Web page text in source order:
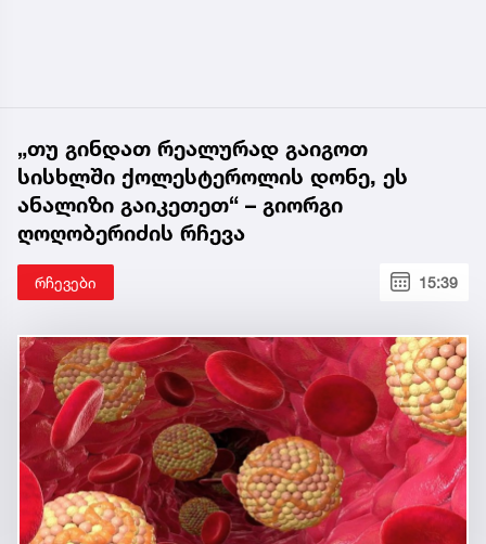
„თუ გინდათ რეალურად გაიგოთ
სისხლში ქოლესტეროლის დონე, ეს
ანალიზი გაიკეთეთ“ – გიორგი
ღოღობერიძის რჩევა
რჩევები 15:39